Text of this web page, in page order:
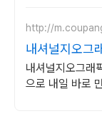
http://
내셔널지오그
프스타일
내셔널지오그래
으로 내일 바로